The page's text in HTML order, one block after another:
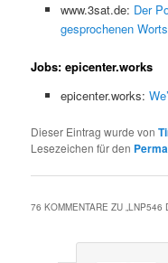
www.3sat.de: Der
gesprochenen Worts
Jobs: epicenter.works
epicenter.works:
Dieser Eintrag wurde von
Lesezeichen für den
76 KOMMENTARE ZU „LNP546